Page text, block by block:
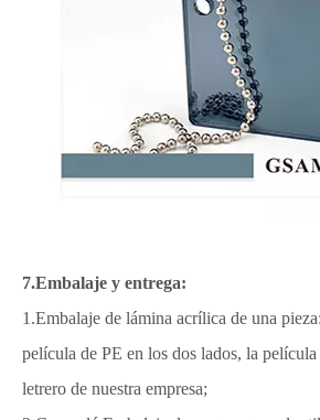
7.Embalaje y entrega:
1.Embalaje de lámina acrílica de una
película de PE en los dos lados, la
letrero de nuestra empresa;